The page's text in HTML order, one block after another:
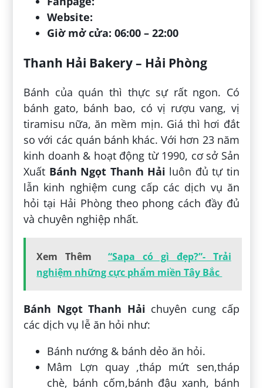
Website:
Giờ mở cửa: 06:00 – 22:00
Thanh Hải Bakery – Hải Phòng
Bánh của quán thì thực sự rất ngon. Có
bánh gato, bánh bao, có vị rượu vang, vị
tiramisu nữa, ăn mềm mịn. Giá thì hơi đắt
so với các quán bánh khác. Với hơn 23 năm
kinh doanh & hoạt động từ 1990, cơ sở Sản
Xuất Bánh Ngọt Thanh Hải luôn đủ tự tin
lẫn kinh nghiệm cung cấp các dịch vụ ăn
hỏi tại Hải Phòng theo phong cách đầy đủ
và chuyên nghiệp nhất.
Xem Thêm
“Sapa có gì đẹp?”- Trải
nghiệm những cực phẩm miền Tây Bắc
Bánh Ngọt Thanh Hải chuyên cung cấp
các dịch vụ lễ ăn hỏi như:
Bánh nướng & bánh dẻo ăn hỏi.
Mâm Lợn quay ,tháp mứt sen,tháp
chè, bánh cốm,bánh đậu xanh, bánh